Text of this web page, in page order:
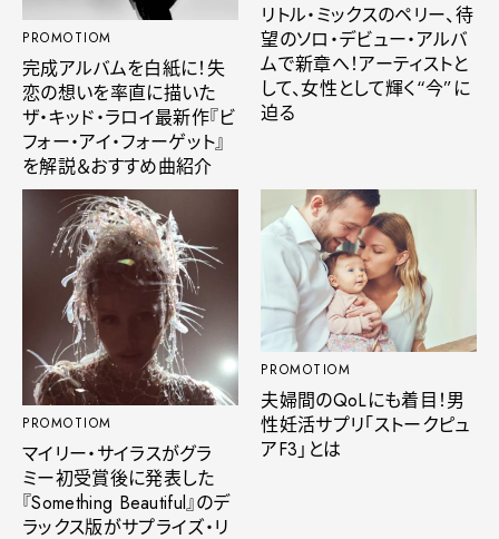
PROMOTIOM
完成アルバムを白紙に！失
恋の想いを率直に描いた
ザ・キッド・ラロイ最新作『ビ
フォー・アイ・フォーゲット』
を解説＆おすすめ曲紹介
リトル・ミックスのペリー、待
望のソロ・デビュー・アルバ
ムで新章へ！アーティストと
して、女性として輝く“今”に
迫る
PROMOTIOM
マイリー・サイラスがグラ
ミー初受賞後に発表した
『Something Beautiful』のデ
ラックス版がサプライズ・リ
PROMOTIOM
夫婦間のQoLにも着目！男
性妊活サプリ「ストークピュ
アF3」とは